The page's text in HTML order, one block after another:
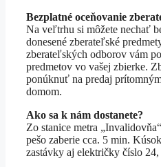
Bezplatné oceňovanie
Na veľtrhu si môžete nechať
donesené zberateľské
zberateľských odborov vám
predmetov vo vašej zbierke.
ponúknuť na predaj
domom.
Ako sa k nám dostanete?
Zo stanice metra
pešo zaberie cca. 5 min.
zastávky aj električky číslo